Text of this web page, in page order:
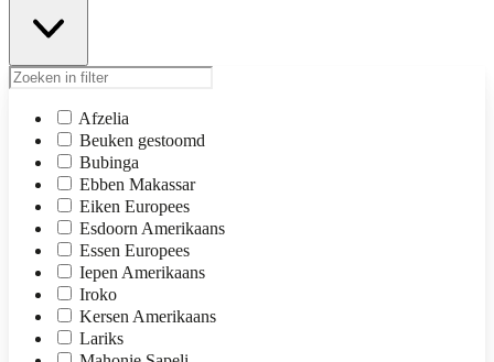
Afzelia
Beuken gestoomd
Bubinga
Ebben Makassar
Eiken Europees
Esdoorn Amerikaans
Essen Europees
Iepen Amerikaans
Iroko
Kersen Amerikaans
Lariks